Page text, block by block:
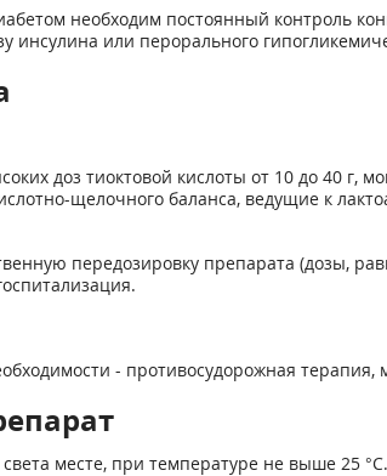
необходим постоянный контроль
инсулина или перорального
доз тиоктовой кислоты от 10 до 40 г,
щелочного баланса, ведущие к
передозировку препарата (дозы,
- противосудорожная
месте, при температуре не выше 25 °С.